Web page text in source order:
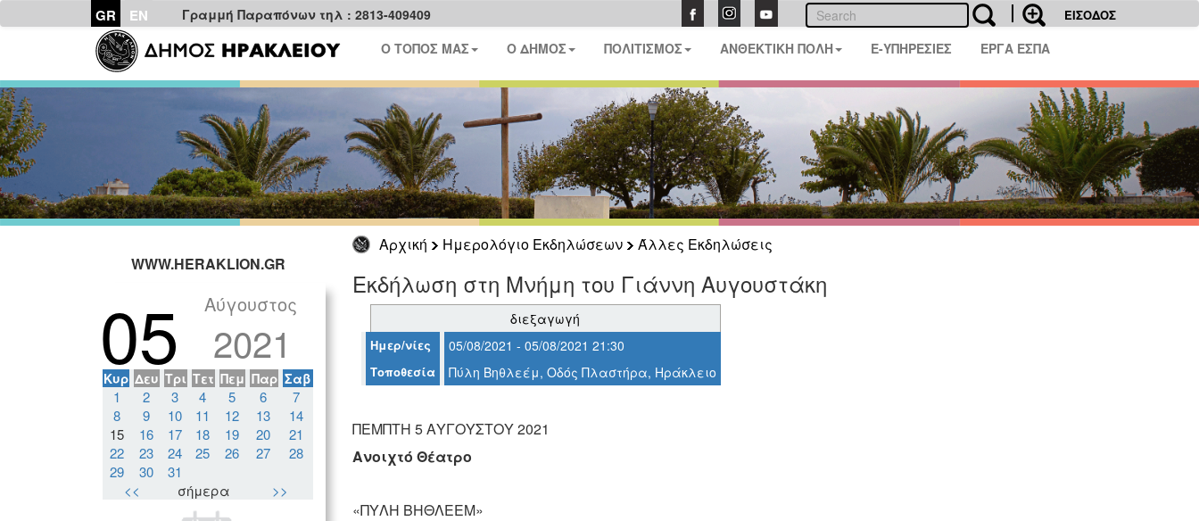
GR EN Γραμμή Παραπόνων τηλ : 2813-409409 ΕΙΣΟΔΟΣ
Ο ΤΟΠΟΣ ΜΑΣ Ο ΔΗΜΟΣ ΠΟΛΙΤΙΣΜΟΣ ΑΝΘΕΚΤΙΚΗ ΠΟΛΗ E-ΥΠΗΡΕΣΙΕΣ ΕΡΓΑ ΕΣΠΑ
Αρχική Ημερολόγιο Εκδηλώσεων
Άλλες Εκδηλώσεις
WWW.HERAKLION.GR
05 Αύγουστος
2021
Κυρ Δευ Τρι Τετ Πεμ Παρ Σαβ
1 2 3 4 5 6
7
8
9 10 11 12 13
14
15
16 17 18 19 20
21
22
23 24 25 26 27
28
29
30
31
<<
σήμερα >>
Εκδήλωση στη Μνήμη του Γιάννη Αυγουστάκη
διεξαγωγή
Ημερ/νίες 05/08/2021 - 05/08/2021 21:30
Τοποθεσία Πύλη Βηθλεέμ, Οδός Πλαστήρα, Ηράκλειο
ΠΕΜΠΤΗ 5 ΑΥΓΟΥΣΤΟΥ 2021
Ανοιχτό Θέατρο
«ΠΥΛΗ ΒΗΘΛΕΕΜ»